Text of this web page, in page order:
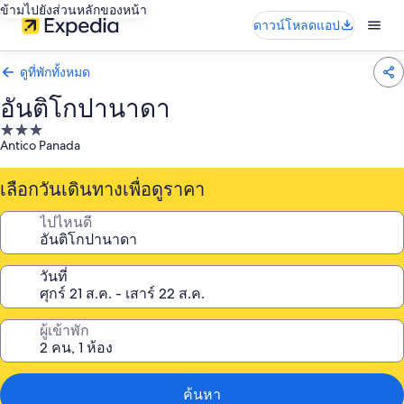
ข้ามไปยังส่วนหลักของหน้า
ดาวน์โหลดแอป
ดูที่พักทั้งหมด
อันติโกปานาดา
ที่พัก
3.0
Antico Panada
เลือกวันเดินทางเพื่อดูราคา
ไปไหนดี
วันที่
ผู้เข้าพัก
ค้นหา